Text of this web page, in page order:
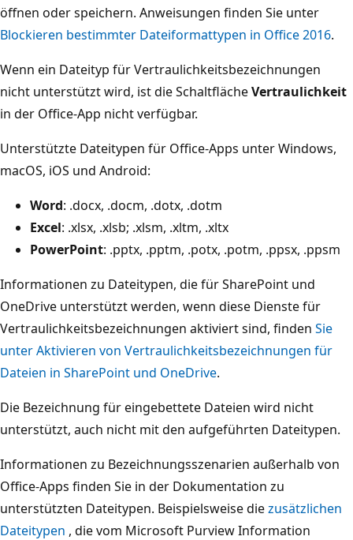
öffnen oder speichern. Anweisungen finden Sie unter
Blockieren bestimmter Dateiformattypen in Office 2016.
Wenn ein Dateityp für Vertraulichkeitsbezeichnungen
nicht unterstützt wird, ist die SchaltflächeVertraulichkeit
in der Office-App nicht verfügbar.
Unterstützte Dateitypen für Office-Apps unter Windows,
macOS, iOS und Android:
Word: .docx, .docm, .dotx, .dotm
Excel: .xlsx, .xlsb; .xlsm, .xltm, .xltx
PowerPoint: .pptx, .pptm, .potx, .potm, .ppsx, .ppsm
Informationen zu Dateitypen, die für SharePoint und
OneDrive unterstützt werden, wenn diese Dienste für
Vertraulichkeitsbezeichnungen aktiviert sind, finden Sie
unter Aktivieren von Vertraulichkeitsbezeichnungen für
Dateien in SharePoint und OneDrive.
Die Bezeichnung für eingebettete Dateien wird nicht
unterstützt, auch nicht mit den aufgeführten Dateitypen.
Informationen zu Bezeichnungsszenarien außerhalb von
Office-Apps finden Sie in der Dokumentation zu
unterstützten Dateitypen. Beispielsweise diezusätzlichen
Dateitypen , die vom Microsoft Purview Information